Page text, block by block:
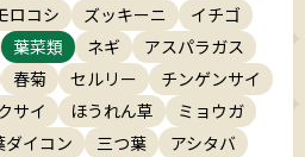
ロコシ ズッキーニ
イチゴ
葉菜類 ネギ
アスパラガス
春菊 セルリー
チンゲンサイ
サイ ほうれん草
ミョウガ
ダイコン 三つ葉
アシタバ